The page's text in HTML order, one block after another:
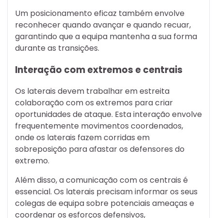
Um posicionamento eficaz também envolve
reconhecer quando avançar e quando recuar,
garantindo que a equipa mantenha a sua forma
durante as transições.
Interação com extremos e centrais
Os laterais devem trabalhar em estreita
colaboração com os extremos para criar
oportunidades de ataque. Esta interação envolve
frequentemente movimentos coordenados,
onde os laterais fazem corridas em
sobreposição para afastar os defensores do
extremo.
Além disso, a comunicação com os centrais é
essencial. Os laterais precisam informar os seus
colegas de equipa sobre potenciais ameaças e
coordenar os esforços defensivos,